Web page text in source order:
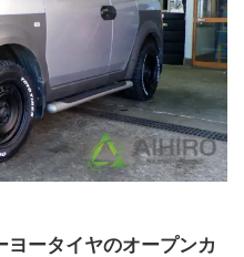
ータイヤのオープンカ